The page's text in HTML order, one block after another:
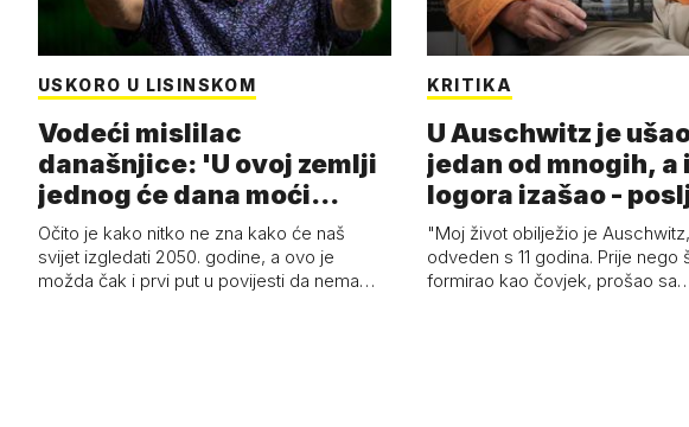
USKORO U LISINSKOM
Vodeći mislilac
današnjice: 'U ovoj zemlji
jednog će dana moći
razviti i superl…
Očito je kako nitko ne zna kako će naš
svijet izgledati 2050. godine, a ovo je
možda čak i prvi put u povijesti da nema…
KRITIKA
U Auschwitz je
jedan od mnogih, a
logora izašao -
"Moj život obilježio je
odveden s 11 godina. Prije nego
formirao kao čovjek, prošao